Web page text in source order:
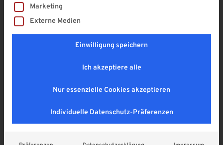
Entdecken Sie die neuesten Lösungen für Ihr Zuhause
– modern, funktional und individuell konfigurierbar.
Kunststoff Zaun
DREKUTRENN(5)
Aluminium Elemente
Marketing
Externe Medien
Einwilligung speichern
Ich akzeptiere alle
Nur essenzielle Cookies akzeptieren
Individuelle Datenschutz-Präferenzen